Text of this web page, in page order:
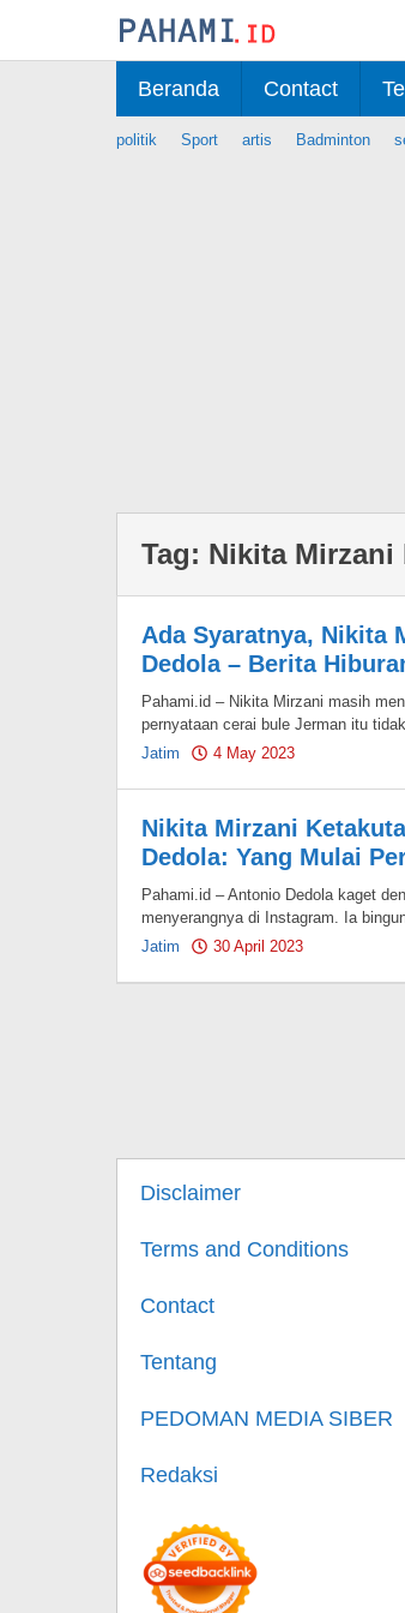
Beranda Contact
politik Sport artis Badminton
Tag: Nikita Mirzani
Ada Syaratnya, Nikita
Dedola – Berita
Pahami.id – Nikita Mirzani masih
pernyataan cerai bule Jerman itu
Jatim
4 May 2023
Nikita Mirzani
Dedola: Yang Mulai
Pahami.id – Antonio Dedola kaget
menyerangnya di Instagram. Ia
Jatim
30 April 2023
Disclaimer
Terms and Conditions
Contact
Tentang
PEDOMAN MEDIA SIBER
Redaksi